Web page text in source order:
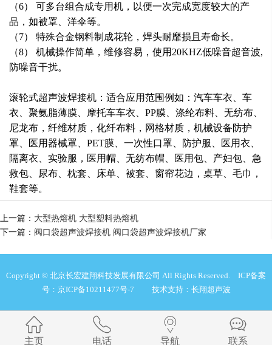
（6） 可多台组合成专用机，以便一次完成宽度较大的产
品，如被罩、洋伞等。
（7） 特殊合金钢料制成花轮，焊头耐靡损且寿命长。
（8） 机械操作简单，维修容易，使用20KHZ低噪音超音波,
防噪音干扰。
滚轮式超声波焊接机：适合应用范围例如：汽车车衣、车
衣、聚氨脂薄膜、摩托车车衣、PP膜、涤纶布料、无纺布、
尼龙布，纤维材质，化纤布料，网格材质，机械设备防护
罩、医用器械罩、PET膜、一次性口罩、防护服、医用衣、
隔离衣、实验服，医用帽、无纺布帽、医用包、产妇包、急
救包、尿布、枕套、床单、被套、窗帘花边，桌草、毛巾，
鞋套等。
上一篇： 大型热熔机 大型塑料热熔机
下一篇： 阀口袋超声波焊接机 阀口袋超声波焊接机厂家
Copyright © 北京长宏建翔科技发展有限公司 All Rights Reserved. ICP备案
号：京ICP备10211477号-7 技术支持：长翔超声波
主页 电话 导航 联系